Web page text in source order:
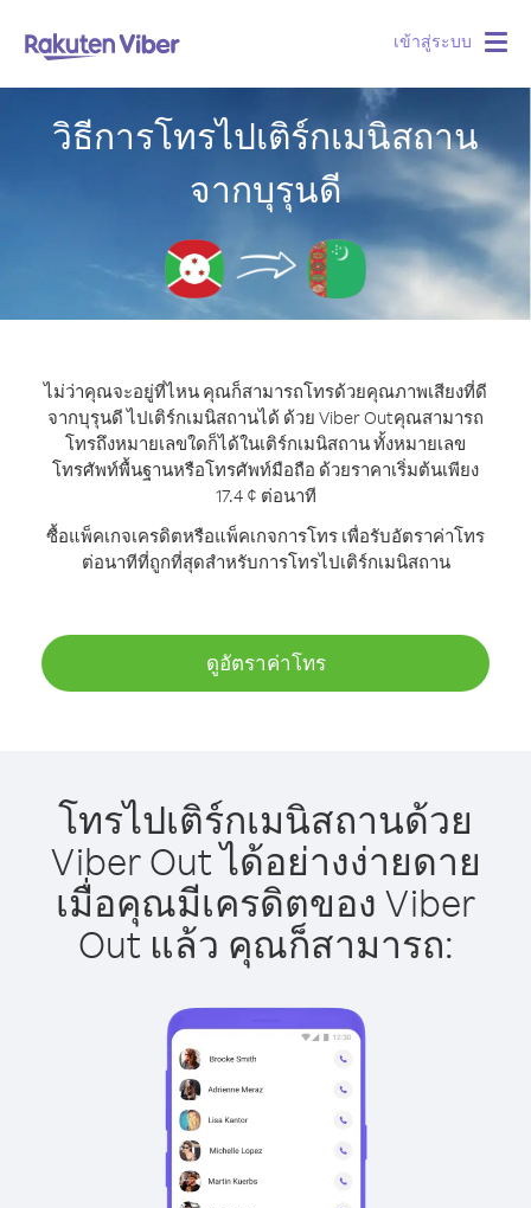
เข้าสู่ระบบ
วิธีการโทรไปเติร์กเมนิสถาน
จากบุรุนดี
ไม่ว่าคุณจะอยู่ที่ไหน คุณก็สามารถโทรด้วยคุณภาพเสียงที่ดี
จากบุรุนดี ไปเติร์กเมนิสถานได้ ด้วย Viber Outคุณสามารถ
โทรถึงหมายเลขใดก็ได้ในเติร์กเมนิสถาน ทั้งหมายเลข
โทรศัพท์พื้นฐานหรือโทรศัพท์มือถือ ด้วยราคาเริ่มต้นเพียง
17.4 ¢ ต่อนาที
ซื้อแพ็คเกจเครดิตหรือแพ็คเกจการโทร เพื่อรับอัตราค่าโทร
ต่อนาทีที่ถูกที่สุดสำหรับการโทรไปเติร์กเมนิสถาน
ดูอัตราค่าโทร
โทรไปเติร์กเมนิสถานด้วย
Viber Out ได้อย่างง่ายดาย
เมื่อคุณมีเครดิตของ Viber
Out แล้ว คุณก็สามารถ: